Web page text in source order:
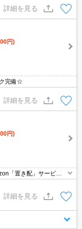
イブルネットワーク都
お問合せ下さい♪
詳細を見る
円)
完備☆
詳細を見る
円)
「置き配」サービス
詳細を見る